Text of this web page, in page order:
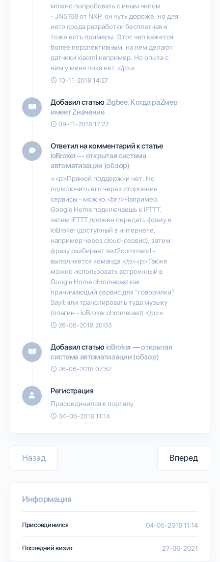
можно попробовать с иным чипом
- JN5168 от NXP, он чуть дороже, но для
него среда разработки бесплатная и
тоже есть примеры. Этот чип кажется
более перспективным, на нем делают
датчики xiaomi например. Но опыта с
ним у меня пока нет.</p>»
10-11-2018 14:27
Добавил статью Zigbee. Когда раZмер
имеет Zначение
09-11-2018 17:27
Ответил на комментарий к статье
ioBroker — открытая система
автоматизации (обзор)
«<p>Прямой поддержки нет. Но
подключить его через сторонние
сервисы - можно.<br />Например,
Google Home подключаешь к IFTTT,
затем IFTTT должен передать фразу в
ioBroker (доступный в интернете,
например через cloud-сервис), затем
фразу разбирает text2command -
выполняется команда.</p><p>Также
можно использовать встроенный в
Google Home chromecast как
принимающий сервис для "говорилки"
SayIt или транслировать туда музыку
(плагин - ioBroker.chromecast).</p>»
26-06-2018 20:03
Добавил статью ioBroker — открытая
система автоматизации (обзор)
26-06-2018 07:52
Регистрация
Присоединился к порталу
04-05-2018 11:14
Назад Вперед
Информация
Присоединился 04-05-2018 11:14
Последний визит 27-06-2021